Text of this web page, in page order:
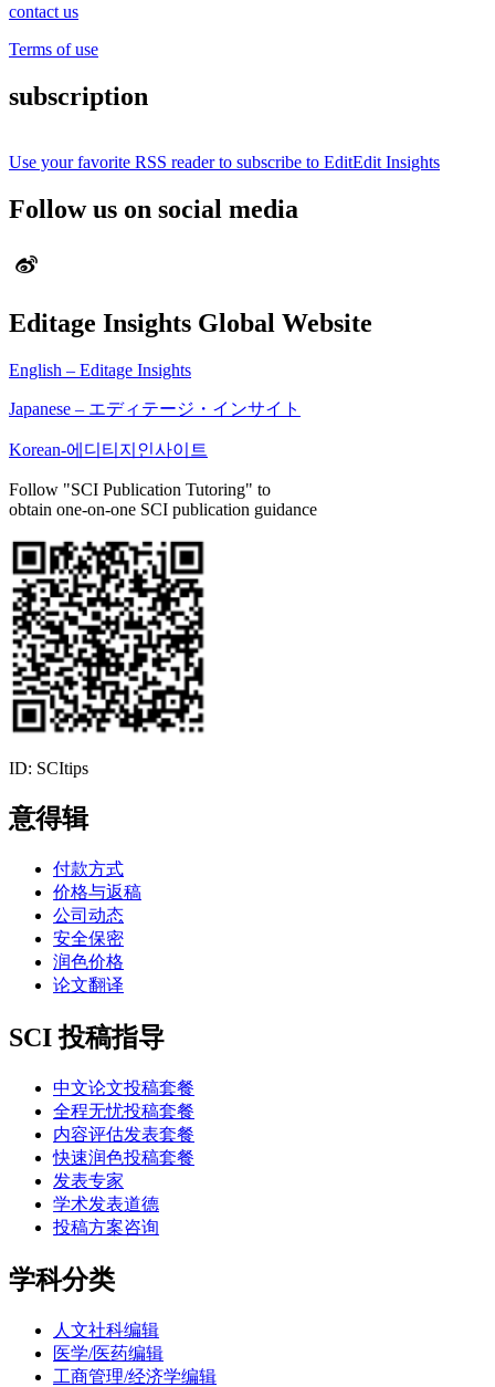
contact us
Terms of use
subscription
Use your favorite RSS reader to subscribe to EditEdit Insights
Follow us on social media
Editage Insights Global Website
English – Editage Insights
Japanese – エディテージ・インサイト
Korean-에디티지인사이트
Follow "SCI Publication Tutoring" to
obtain one-on-one SCI publication guidance
ID: SCItips
意得辑
付款方式
价格与返稿
公司动态
安全保密
润色价格
论文翻译
SCI 投稿指导
中文论文投稿套餐
全程无忧投稿套餐
内容评估发表套餐
快速润色投稿套餐
发表专家
学术发表道德
投稿方案咨询
学科分类
人文社科编辑
医学/医药编辑
工商管理/经济学编辑